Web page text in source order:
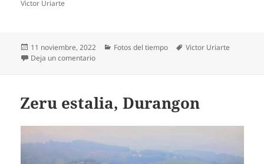
Victor Uriarte
Publicado
el
11 noviembre, 2022 Categorías
Fotos del tiempo Etiquetas
Victor Uriarte
Deja un comentarioen Euri txikia, Arrazolan
Zeru estalia, Durangon